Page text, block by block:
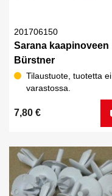
201706150
Sarana kaapinoveen
Bürstner
Tilaustuote, tuotetta ei
varastossa.
7,80 €